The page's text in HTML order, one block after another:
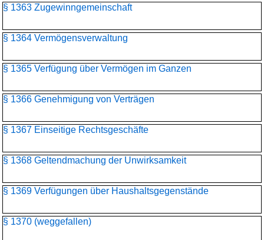
§ 1363 Zugewinngemeinschaft
§ 1364 Vermögensverwaltung
§ 1365 Verfügung über Vermögen im Ganzen
§ 1366 Genehmigung von Verträgen
§ 1367 Einseitige Rechtsgeschäfte
§ 1368 Geltendmachung der Unwirksamkeit
§ 1369 Verfügungen über Haushaltsgegenstände
§ 1370 (weggefallen)